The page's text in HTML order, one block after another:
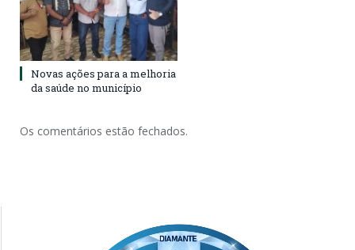
Novas ações para a melhoria
da saúde no município
Os comentários estão fechados.